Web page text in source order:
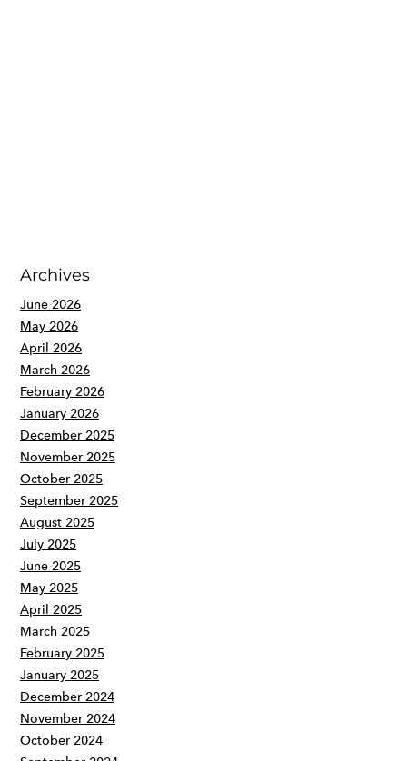
Archives
June 2026
May 2026
April 2026
March 2026
February 2026
January 2026
December 2025
November 2025
October 2025
September 2025
August 2025
July 2025
June 2025
May 2025
April 2025
March 2025
February 2025
January 2025
December 2024
November 2024
October 2024